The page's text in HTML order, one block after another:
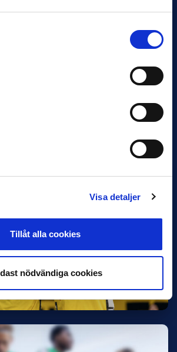
Visa detaljer
Tillåt alla cookies
nödvändiga cookies
för Sirius i maj
förflutet i Allsvenskan
Armin Gigovic — Helsingborgs IF
— Malmö FF / Trelleborg FF